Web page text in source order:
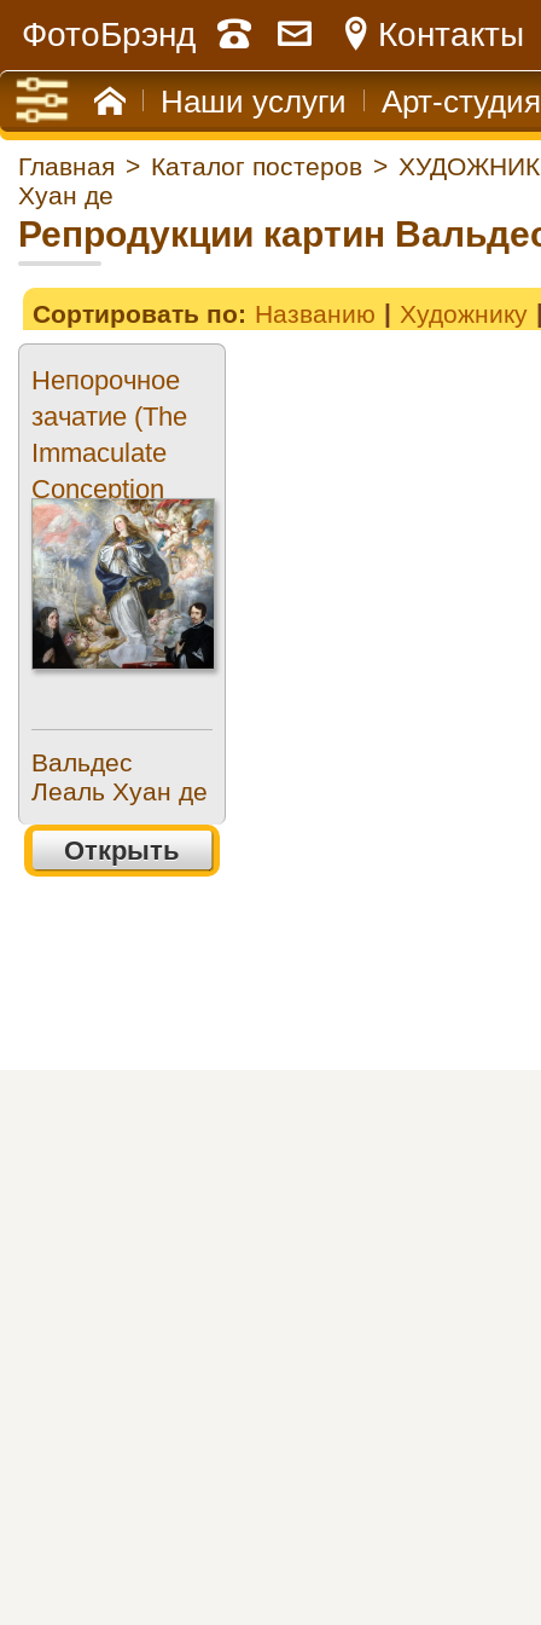
ФотоБрэнд Контакты
Наши услуги Арт-студия
Главная > Каталог постеров >
Хуан де
Репродукции картин
Сортировать по: Названию Художнику
Непорочное
зачатие (The
Immaculate
Conception
with Two
Donors)
Вальдес
Леаль Хуан де
Открыть